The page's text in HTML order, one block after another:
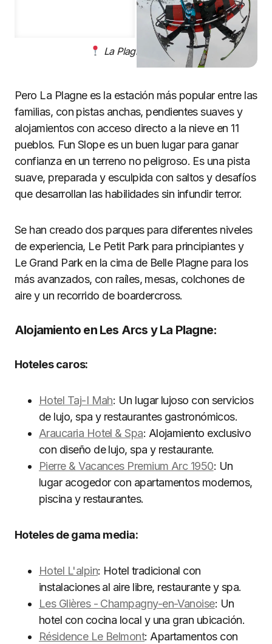
La Plagne, Francia
Pero La Plagne es la estación más popular entre las
familias, con pistas anchas, pendientes suaves y
alojamientos con acceso directo a la nieve en 11
pueblos. Fun Slope es un buen lugar para ganar
confianza en un terreno no peligroso. Es una pista
suave, preparada y esculpida con saltos y desafíos
que desarrollan las habilidades sin infundir terror.
Se han creado dos parques para diferentes niveles
de experiencia, Le Petit Park para principiantes y
Le Grand Park en la cima de Belle Plagne para los
más avanzados, con raíles, mesas, colchones de
aire y un recorrido de boardercross.
Alojamiento en Les Arcs y La Plagne:
Hoteles caros:
Hotel Taj-I Mah: Un lugar lujoso con servicios
de lujo, spa y restaurantes gastronómicos.
Araucaria Hotel & Spa: Alojamiento exclusivo
con diseño de lujo, spa y restaurante.
Pierre & Vacances Premium Arc 1950: Un
lugar acogedor con apartamentos modernos,
piscina y restaurantes.
Hoteles de gama media:
Hotel L'alpin: Hotel tradicional con
instalaciones al aire libre, restaurante y spa.
Les Glières - Champagny-en-Vanoise: Un
hotel con cocina local y una gran ubicación.
Résidence Le Belmont: Apartamentos con